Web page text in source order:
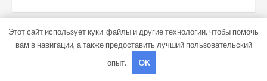
ВОЗМОЖНО, ВЫ ПРОПУСТИЛИ
Этот сайт использует куки-файлы и другие технологии, чтобы помочь
вам в навигации, а также предоставить лучший пользовательский
опыт.
OK